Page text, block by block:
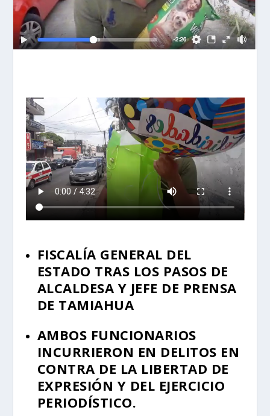
FISCALÍA GENERAL DEL
ESTADO TRAS LOS PASOS DE
ALCALDESA Y JEFE DE PRENSA
DE TAMIAHUA
AMBOS FUNCIONARIOS
INCURRIERON EN DELITOS EN
CONTRA DE LA LIBERTAD DE
EXPRESIÓN Y DEL EJERCICIO
PERIODÍSTICO.